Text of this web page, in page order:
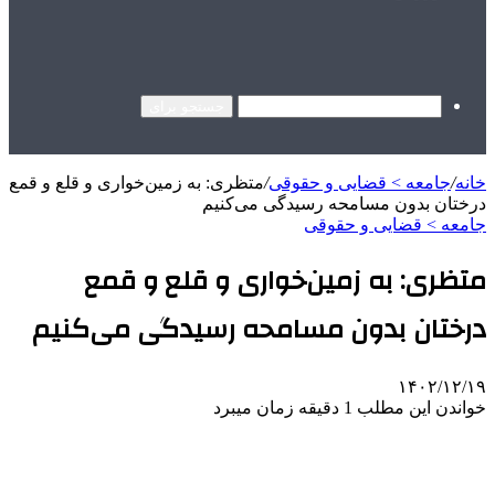
خانه/جامعه > قضایی و حقوقی/متظری: به زمین‌خواری و قلع و قمع
درختان بدون مسامحه رسیدگی می‌کنیم
جامعه > قضایی و حقوقی
متظری: به زمین‌خواری و قلع و قمع
درختان بدون مسامحه رسیدگی می‌کنیم
۱۴۰۲/۱۲/۱۹
خواندن این مطلب 1 دقیقه زمان میبرد